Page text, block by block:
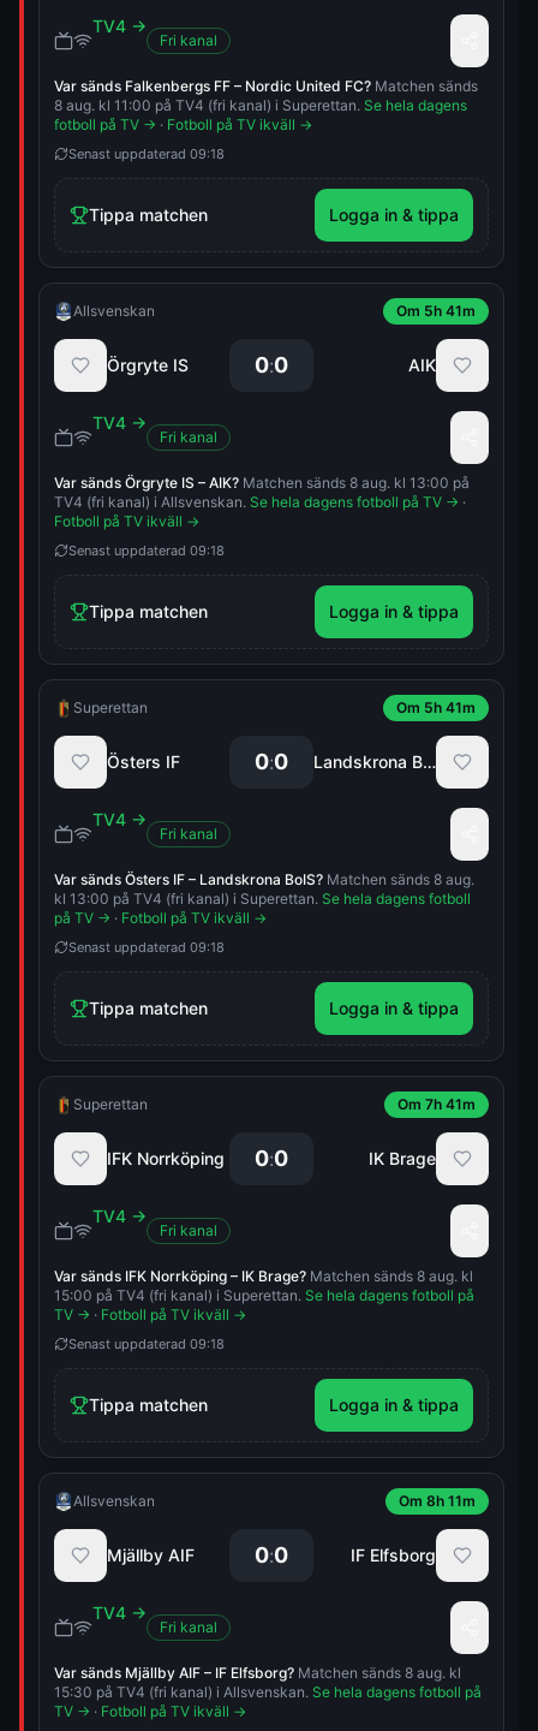
TV4 →
Fri kanal
Var sänds Falkenbergs FF – Nordic United FC? Matchen sänds
8 aug. kl 11:00 på TV4 (fri kanal) i Superettan. Se hela dagens
fotboll på TV → · Fotboll på TV ikväll →
Senast uppdaterad 09:18
Tippa matchen Logga in & tippa
Allsvenskan Om 5h 41m
Örgryte IS 0:0 AIK
TV4 →
Fri kanal
Var sänds Örgryte IS – AIK? Matchen sänds 8 aug. kl 13:00 på
TV4 (fri kanal) i Allsvenskan. Se hela dagens fotboll på TV → ·
Fotboll på TV ikväll →
Senast uppdaterad 09:18
Tippa matchen Logga in & tippa
Superettan Om 5h 41m
Östers IF 0:0 Landskrona BoIS
TV4 →
Fri kanal
Var sänds Östers IF – Landskrona BoIS? Matchen sänds 8 aug.
kl 13:00 på TV4 (fri kanal) i Superettan. Se hela dagens fotboll
på TV → · Fotboll på TV ikväll →
Senast uppdaterad 09:18
Tippa matchen Logga in & tippa
Superettan Om 7h 41m
IFK Norrköping 0:0 IK Brage
TV4 →
Fri kanal
Var sänds IFK Norrköping – IK Brage? Matchen sänds 8 aug. kl
15:00 på TV4 (fri kanal) i Superettan. Se hela dagens fotboll på
TV → · Fotboll på TV ikväll →
Senast uppdaterad 09:18
Tippa matchen Logga in & tippa
Allsvenskan Om 8h 11m
Mjällby AIF 0:0 IF Elfsborg
TV4 →
Fri kanal
Var sänds Mjällby AIF – IF Elfsborg? Matchen sänds 8 aug. kl
15:30 på TV4 (fri kanal) i Allsvenskan. Se hela dagens fotboll på
TV → · Fotboll på TV ikväll →